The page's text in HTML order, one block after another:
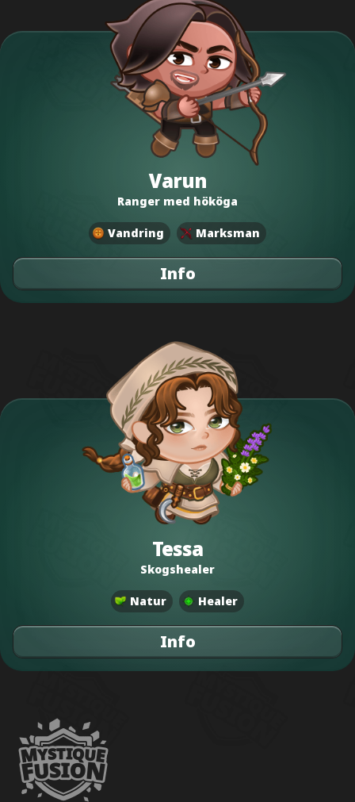
Varun
Ranger med hököga
Vandring Marksman
Info
Tessa
Skogshealer
Natur Healer
Info